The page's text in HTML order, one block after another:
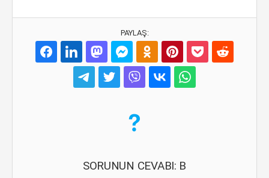
PAYLAŞ:
SORUNUN CEVABI: B